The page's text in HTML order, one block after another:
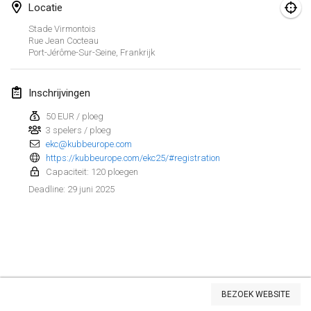
Weergave lijst
Locatie
Stade Virmontois
Rue Jean Cocteau
Port-Jérôme-Sur-Seine, Frankrijk
Inschrijvingen
50 EUR / ploeg
3 spelers / ploeg
ekc@kubbeurope.com
https://kubbeurope.com/ekc25/#registration
Capaciteit: 120 ploegen
Deadline: 29 juni 2025
BEZOEK WEBSITE
15 mrt. 2025
North Carolina Kubb Championship
22 mrt. 2025
Spring Has Sprung
22 mrt. 2025|Verenigde Staten
KUBB-o-LOCO tornooi
29 mrt. 2025|België